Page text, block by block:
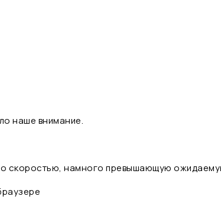
наше внимание.
скоростью, намного превышающую